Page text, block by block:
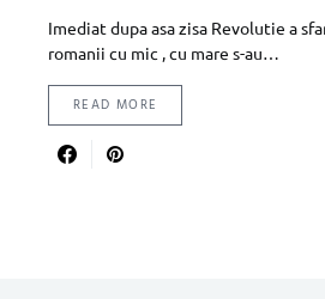
Imediat dupa asa zisa Revolutie a
romanii cu mic , cu mare s-au…
READ MORE